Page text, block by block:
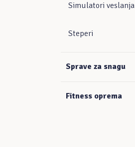
Simulatori veslanja
Steperi
Sprave za snagu
Fitness oprema